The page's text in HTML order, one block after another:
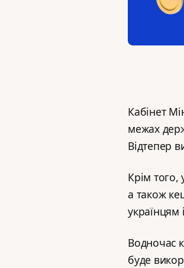
Кабінет
межах
Відтепер
Крім того,
а також
українцям
Водночас
буде